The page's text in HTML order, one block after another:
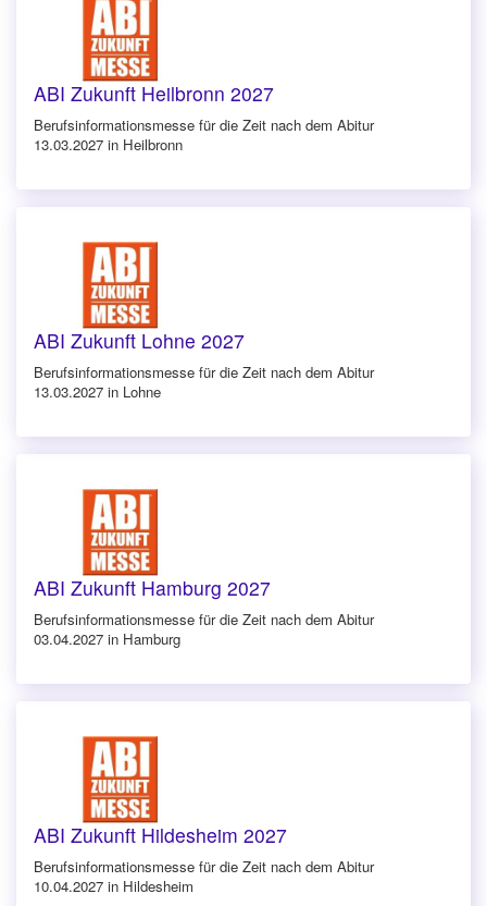
ABI Zukunft Heilbronn 2027
Berufsinforma­tionsmesse für die Zeit nach dem Abitur
13.03.2027 in Heilbronn
ABI Zukunft Lohne 2027
Berufsinforma­tionsmesse für die Zeit nach dem Abitur
13.03.2027 in Lohne
ABI Zukunft Hamburg 2027
Berufsinforma­tionsmesse für die Zeit nach dem Abitur
03.04.2027 in Hamburg
ABI Zukunft Hildesheim 2027
Berufsinforma­tionsmesse für die Zeit nach dem Abitur
10.04.2027 in Hildesheim